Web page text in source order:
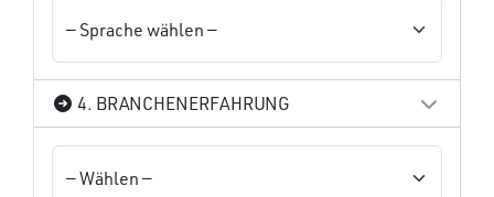
4. BRANCHENERFAHRUNG